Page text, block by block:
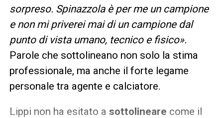
sorpreso. Spinazzola è per me un campione
e non mi priverei mai di un campione dal
punto di vista umano, tecnico e fisico».
Parole che sottolineano non solo la stima
professionale, ma anche il forte legame
personale tra agente e calciatore.
Lippi non ha esitato a sottolineare come il